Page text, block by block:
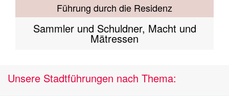
Führung durch die Residenz
Sammler und Schuldner, Macht und
Mätressen
Unsere Stadtführungen nach Thema: